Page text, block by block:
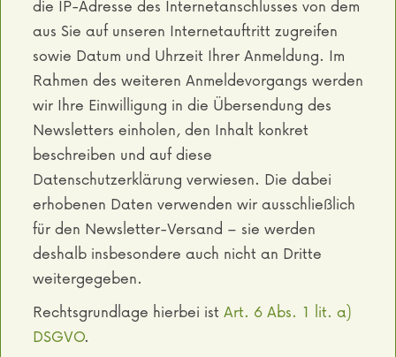
die IP-Adresse des Internetanschlusses von dem
aus Sie auf unseren Internetauftritt zugreifen
sowie Datum und Uhrzeit Ihrer Anmeldung. Im
Rahmen des weiteren Anmeldevorgangs werden
wir Ihre Einwilligung in die Übersendung des
Newsletters einholen, den Inhalt konkret
beschreiben und auf diese
Datenschutzerklärung verwiesen. Die dabei
erhobenen Daten verwenden wir ausschließlich
für den Newsletter-Versand – sie werden
deshalb insbesondere auch nicht an Dritte
weitergegeben.
Rechtsgrundlage hierbei ist Art. 6 Abs. 1 lit. a)
DSGVO.